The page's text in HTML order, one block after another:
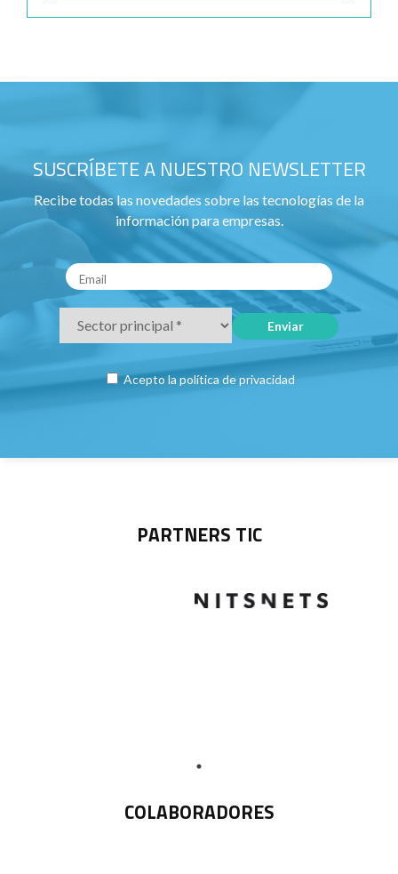
SUSCRÍBETE A NUESTRO NEWSLETTER
Recibe todas las novedades sobre las tecnologías de la
información para empresas.
Acepto la política de privacidad
PARTNERS TIC
COLABORADORES